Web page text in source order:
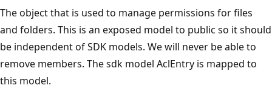
The object that is used to manage permissions for files
and folders. This is an exposed model to public so it should
be independent of SDK models. We will never be able to
remove members. The sdk model AclEntry is mapped to
this model.